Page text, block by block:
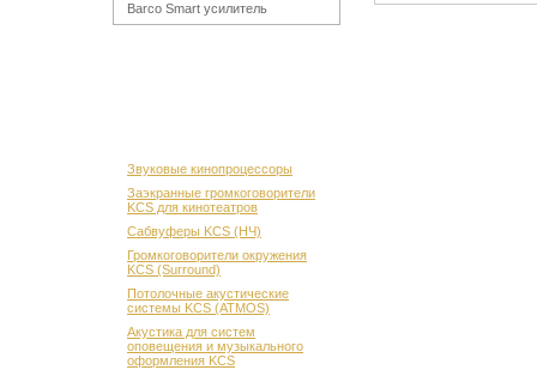
Barco Smart усилитель
Звуковые кинопроцессоры
Заэкранные громкоговорители
KCS для кинотеатров
Сабвуферы KCS (НЧ)
Громкоговорители окружения
KCS (Surround)
Потолочные акустические
системы KCS (ATMOS)
Акустика для систем
оповещения и музыкального
оформления KCS